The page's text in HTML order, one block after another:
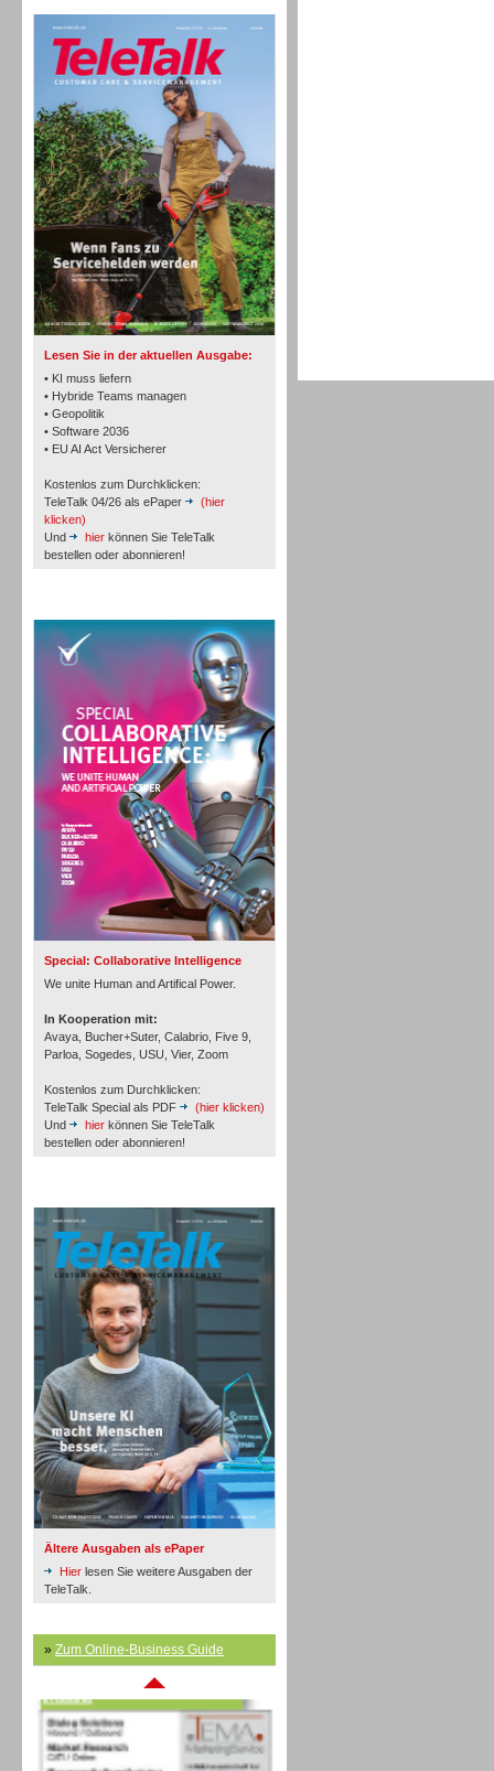
Lesen Sie in der aktuellen Ausgabe:
• KI muss liefern
• Hybride Teams managen
• Geopolitik
• Software 2036
• EU AI Act Versicherer
Kostenlos zum Durchklicken:
TeleTalk 04/26 als ePaper
(hier
klicken)
Und
hier können Sie TeleTalk
bestellen oder abonnieren!
Special: Collaborative Intelligence
We unite Human and Artifical Power.
In Kooperation mit:
Avaya, Bucher+Suter, Calabrio, Five 9,
Parloa, Sogedes, USU, Vier, Zoom
Kostenlos zum Durchklicken:
TeleTalk Special als PDF
(hier klicken)
Und
hier können Sie TeleTalk
bestellen oder abonnieren!
Ältere Ausgaben als ePaper
Hier lesen Sie weitere Ausgaben der
TeleTalk.
» Zum Online-Business Guide
TK- und ACD-Systeme
Workforce-Management
Personal
Inbound
Inbound
Inbound